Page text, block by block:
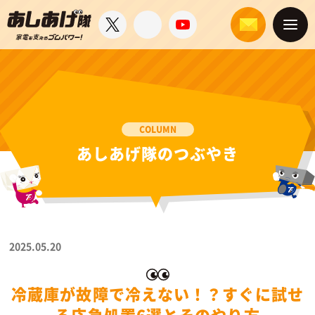
COLUMN
あしあげ隊のつぶやき
2025.05.20
冷蔵庫が故障で冷えない！？すぐに試せ